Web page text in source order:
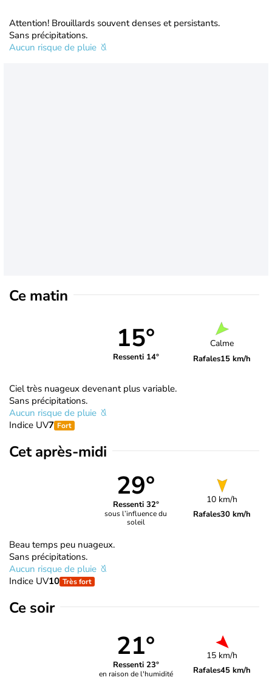
Attention! Brouillards souvent denses et persistants.
Sans précipitations.
Aucun risque de pluie
Ce matin
15°
Ressenti 14°
Calme
Rafales15 km/h
Ciel très nuageux devenant plus variable.
Sans précipitations.
Aucun risque de pluie
Indice UV7 Fort
Cet après-midi
29°
Ressenti 32°
sous l’influence du
soleil
10 km/h
Rafales30 km/h
Beau temps peu nuageux.
Sans précipitations.
Aucun risque de pluie
Indice UV10 Très fort
Ce soir
21°
Ressenti 23°
en raison de l'humidité
15 km/h
Rafales45 km/h